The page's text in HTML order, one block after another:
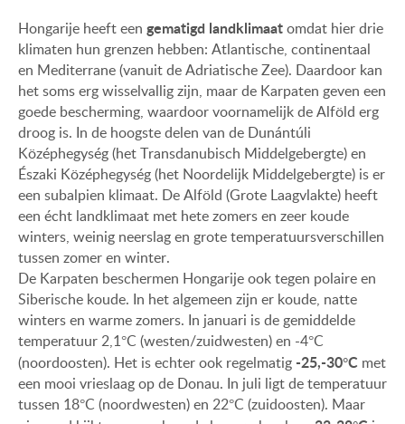
Hongarije heeft een gematigd landklimaatomdat hier drie
klimaten hun grenzen hebben: Atlantische, continentaal
en Mediterrane (vanuit de Adriatische Zee). Daardoor kan
het soms erg wisselvallig zijn, maar de Karpaten geven een
goede bescherming, waardoor voornamelijk de Alföld erg
droog is. In de hoogste delen van de Dunántúli
Középhegység (het Transdanubisch Middelgebergte) en
Északi Középhegység (het Noordelijk Middelgebergte) is er
een subalpien klimaat. De Alföld (Grote Laagvlakte) heeft
een écht landklimaat met hete zomers en zeer koude
winters, weinig neerslag en grote temperatuursverschillen
tussen zomer en winter.
De Karpaten beschermen Hongarije ook tegen polaire en
Siberische koude. In het algemeen zijn er koude, natte
winters en warme zomers. In januari is de gemiddelde
temperatuur 2,1°C (westen/zuidwesten) en -4°C
(noordoosten). Het is echter ook regelmatig -25,-30°C met
een mooi vrieslaag op de Donau. In juli ligt de temperatuur
tussen 18°C (noordwesten) en 22°C (zuidoosten). Maar